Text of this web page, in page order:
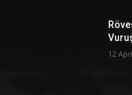
12